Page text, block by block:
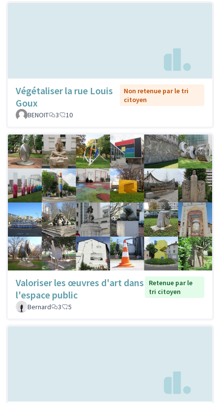
Végétaliser la rue Louis
Goux
Non retenue par le tri
citoyen
BENOIT
3 10
Valoriser les œuvres d'art dans
l'espace public
Retenue par le
tri citoyen
Bernard
3 5